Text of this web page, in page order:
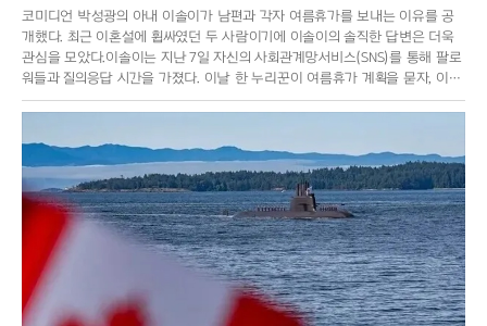
코미디언 박성광의 아내 이솔이가 남편과 각자 여름휴가를 보내는 이유를 공
개했다. 최근 이혼설에 휩싸였던 두 사람이기에 이솔이의 솔직한 답변은 더욱
관심을 모았다.이솔이는 지난 7일 자신의 사회관계망서비스(SNS)를 통해 팔로
워들과 질의응답 시간을 가졌다. 이날 한 누리꾼이 여름휴가 계획을 묻자, 이솔
이는 “사실 당장은 계